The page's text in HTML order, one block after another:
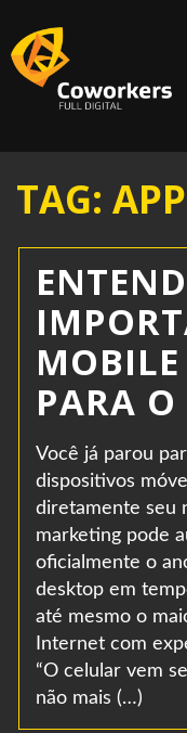
TAG:
PARA O
Você já parou
dispositivos
diretamente seu
marketing pode
oficialmente o
desktop em
até mesmo o
Internet com
“O celular vem
não mais (…)